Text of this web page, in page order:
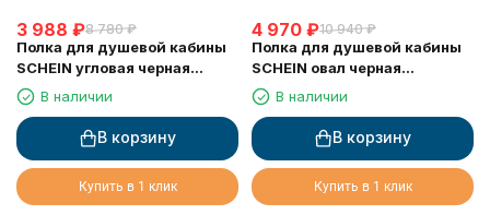
3 988 ₽8 780 ₽
Полка для душевой кабины
SCHEIN угловая черная
(9326MB)
В наличии
В корзину
Купить в 1 клик
4 970 ₽10 940 ₽
Полка для душевой кабины
SCHEIN овал черная
(9312MB)
В наличии
В корзину
Купить в 1 клик